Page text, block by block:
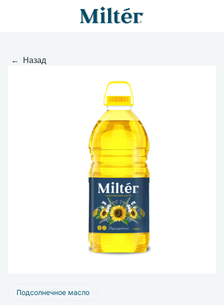
← Назад
Подсолнечное масло